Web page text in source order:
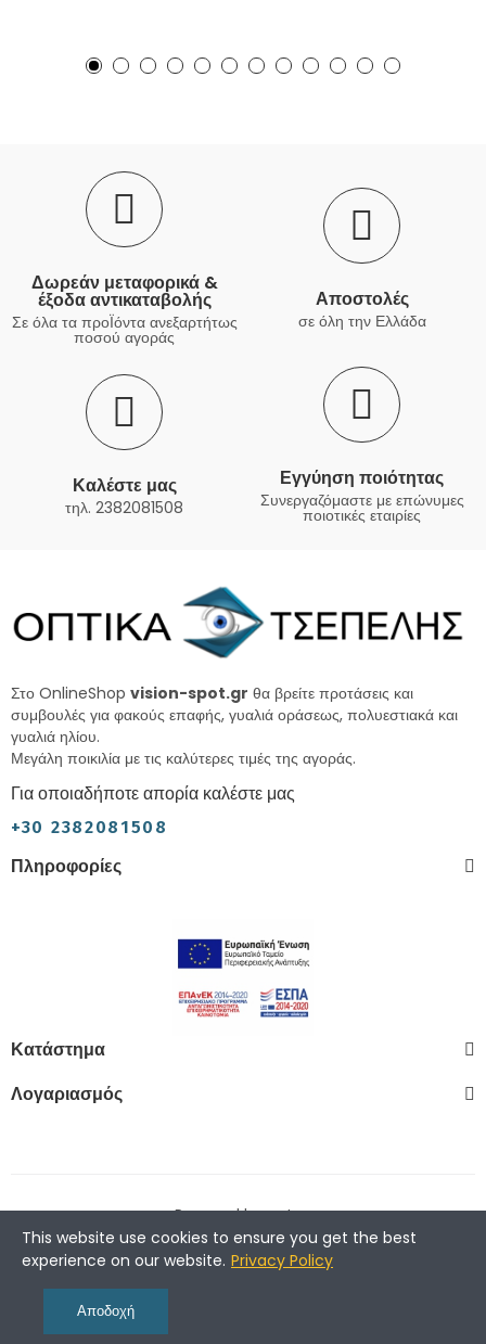
Δωρεάν μεταφορικά &
έξοδα αντικαταβολής
Σε όλα τα προΪόντα ανεξαρτήτως
ποσού αγοράς
Αποστολές
σε όλη την Ελλάδα
Καλέστε μας
τηλ. 2382081508
Εγγύηση ποιότητας
Συνεργαζόμαστε με επώνυμες
ποιοτικές εταιρίες
Στο OnlineShop vision-spot.gr θα βρείτε προτάσεις και
συμβουλές για φακούς επαφής, γυαλιά οράσεως, πολυεστιακά και
γυαλιά ηλίου.
Μεγάλη ποικιλία με τις καλύτερες τιμές της αγοράς.
Για οποιαδήποτε απορία καλέστε μας
+30 2382081508
Πληροφορίες
Κατάστημα
Λογαριασμός
Powered bywst.gr
This website use cookies to ensure you get the best
experience on our website. Privacy Policy
Αποδοχή